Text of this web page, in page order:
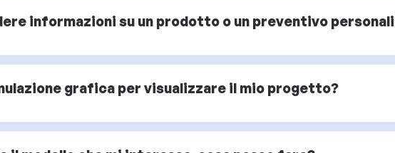
informazioni su un prodotto o un preventivo
grafica per visualizzare il mio progetto?